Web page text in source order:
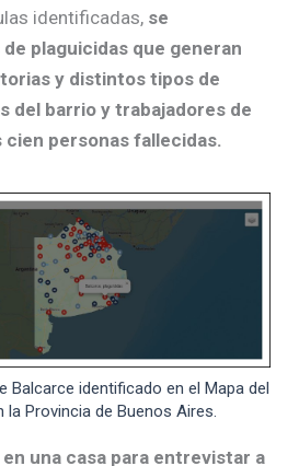
identificadas, se
plaguicidas que generan
y distintos tipos de
del barrio y trabajadores de
cien personas fallecidas.
Balcarce identificado en el Mapa del
la Provincia de Buenos Aires.
una casa para entrevistar a